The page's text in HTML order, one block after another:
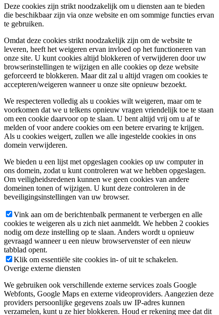
Deze cookies zijn strikt noodzakelijk om u diensten aan te bieden
die beschikbaar zijn via onze website en om sommige functies ervan
te gebruiken.
Omdat deze cookies strikt noodzakelijk zijn om de website te
leveren, heeft het weigeren ervan invloed op het functioneren van
onze site. U kunt cookies altijd blokkeren of verwijderen door uw
browserinstellingen te wijzigen en alle cookies op deze website
geforceerd te blokkeren. Maar dit zal u altijd vragen om cookies te
accepteren/weigeren wanneer u onze site opnieuw bezoekt.
We respecteren volledig als u cookies wilt weigeren, maar om te
voorkomen dat we u telkens opnieuw vragen vriendelijk toe te staan
om een cookie daarvoor op te slaan. U bent altijd vrij om u af te
melden of voor andere cookies om een betere ervaring te krijgen.
Als u cookies weigert, zullen we alle ingestelde cookies in ons
domein verwijderen.
We bieden u een lijst met opgeslagen cookies op uw computer in
ons domein, zodat u kunt controleren wat we hebben opgeslagen.
Om veiligheidsredenen kunnen we geen cookies van andere
domeinen tonen of wijzigen. U kunt deze controleren in de
beveiligingsinstellingen van uw browser.
Vink aan om de berichtenbalk permanent te verbergen en alle
cookies te weigeren als u zich niet aanmeldt. We hebben 2 cookies
nodig om deze instelling op te slaan. Anders wordt u opnieuw
gevraagd wanneer u een nieuw browservenster of een nieuw
tabblad opent.
Klik om essentiële site cookies in- of uit te schakelen.
Overige externe diensten
We gebruiken ook verschillende externe services zoals Google
Webfonts, Google Maps en externe videoproviders. Aangezien deze
providers persoonlijke gegevens zoals uw IP-adres kunnen
verzamelen, kunt u ze hier blokkeren. Houd er rekening mee dat dit